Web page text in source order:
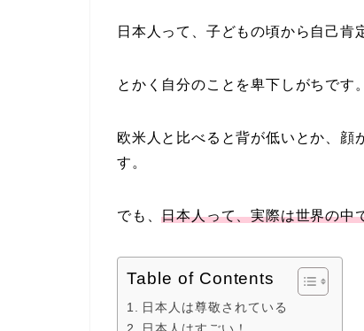
日本人って、子どもの頃から自己肯
とかく自分のことを卑下しがちです。
欧米人と比べると背が低いとか、顔
す。
でも、日本人って、実際は世界の中
Table of Contents
日本人は尊敬されている